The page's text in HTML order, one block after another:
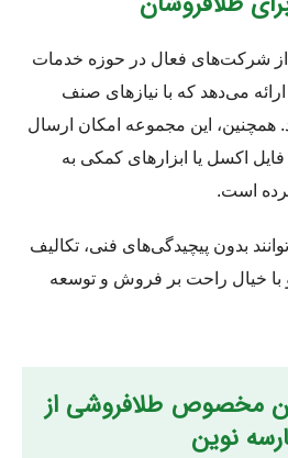
از شرکت‌های فعال در حوزه خدمات
ارائه می‌دهد که با نیازهای صنف
همچنین، این مجموعه امکان ارسال
اکسل یا ابزارهای کمکی به
است.
بدون پیچیدگی‌های فنی، تکالیف
و با خیال راحت بر فروش و توسعه
مخصوص طلافروشی از
نوین